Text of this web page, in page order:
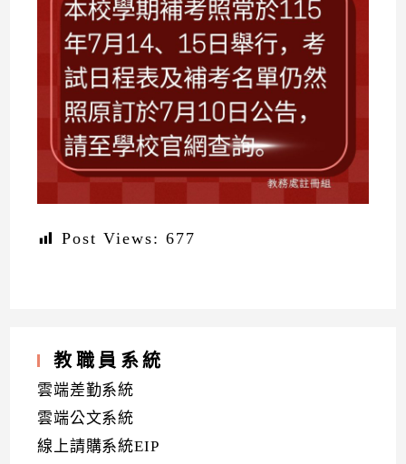
Post Views: 677
教職員系統
雲端差勤系統
雲端公文系統
線上請購系統EIP